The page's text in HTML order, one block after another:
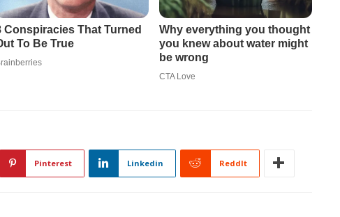
Pinterest Linkedin ReddIt